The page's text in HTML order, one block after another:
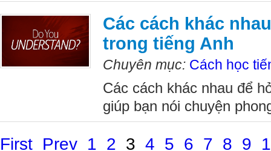
Các cách khác
trong tiếng Anh
Chuyên mục: Cách học
Các cách khác nhau để
giúp bạn nói chuyện
First Prev 1 2 3 4 5 6 7 8 9